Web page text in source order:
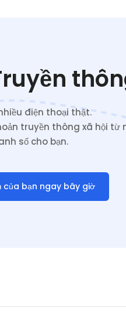
điện thoại thật.
truyền thông xã hội
số cho bạn.
của bạn ngay bây giờ